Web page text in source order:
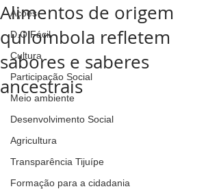
Ações
D.O.Fácil
Cultura
Participação Social
Meio ambiente
Desenvolvimento Social
Agricultura
Transparência Tijuípe
Formação para a cidadania
Alimentos de origem
quilombola refletem
sabores e saberes
ancestrais